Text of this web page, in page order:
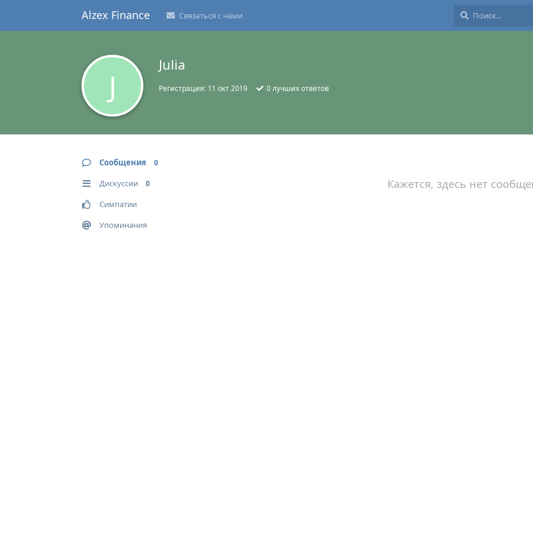
Alzex Finance Связаться с нами
J
Julia
Регистрация: 11 окт 2019 0лучших ответов
Сообщения 0
Дискуссии 0
Симпатии
Упоминания
Кажется, здесь нет